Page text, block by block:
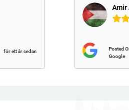
för ett år sedan
Amir
Posted
Google